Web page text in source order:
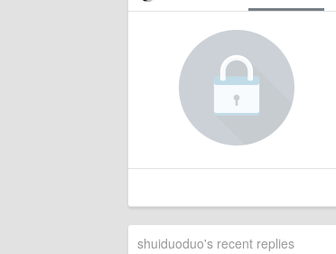
shuiduoduo's recent replies